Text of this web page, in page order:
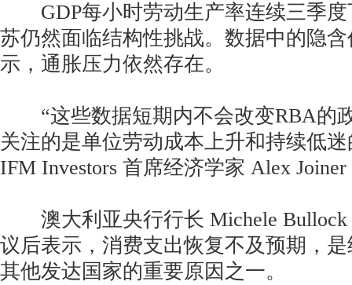
GDP每小时劳动生产率连续三季度
苏仍然面临结构性挑战。数据中的隐
示，通胀压力依然存在。
“这些数据短期内不会改变RBA的
关注的是单位劳动成本上升和持续低
IFM Investors 首席经济学家 Alex Joiner
澳大利亚央行行长 Michele Bullock
议后表示，消费支出恢复不及预期，
其他发达国家的重要原因之一。